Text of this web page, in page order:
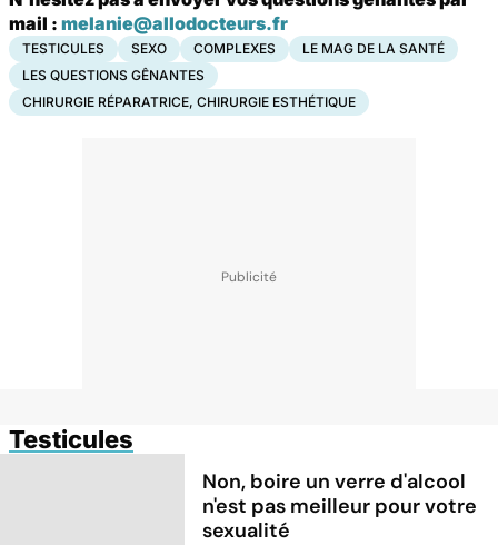
mail : melanie@allodocteurs.fr
TESTICULES SEXO COMPLEXES
LE MAG DE LA SANTÉ
LES QUESTIONS GÊNANTES
CHIRURGIE RÉPARATRICE, CHIRURGIE ESTHÉTIQUE
Testicules
Non, boire un verre d'alcool
n'est pas meilleur pour votre
sexualité